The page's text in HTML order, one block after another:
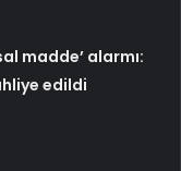
madde’ alarmı:
edildi